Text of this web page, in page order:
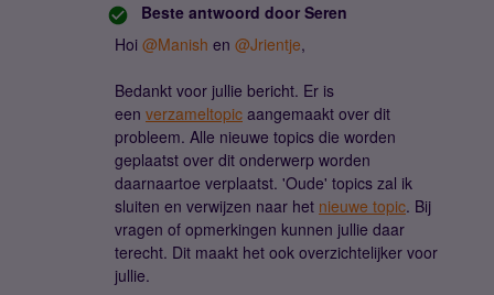
Beste antwoord door Seren
Hoi @Manish en @Jrientje,
Bedankt voor jullie bericht. Er is
een verzameltopic aangemaakt over dit
probleem. Alle nieuwe topics die worden
geplaatst over dit onderwerp worden
daarnaartoe verplaatst. 'Oude' topics zal ik
sluiten en verwijzen naar het nieuwe topic. Bij
vragen of opmerkingen kunnen jullie daar
terecht. Dit maakt het ook overzichtelijker voor
jullie.